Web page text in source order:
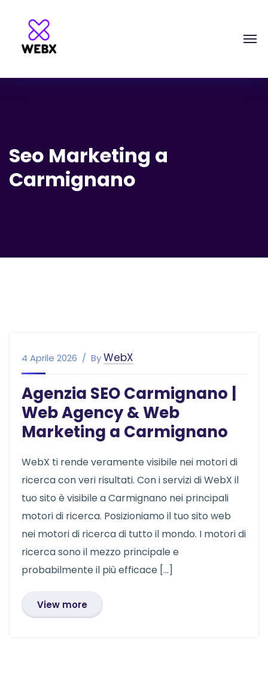
Seo Marketing a
Carmignano
4 Aprile 2026 ByWebX
Agenzia SEO Carmignano |
Web Agency & Web
Marketing a Carmignano
WebX ti rende veramente visibile nei motori di
ricerca con veri risultati. Con i servizi di WebX il
tuo sito è visibile a Carmignano nei principali
motori di ricerca. Posizioniamo il tuo sito web
nei motori di ricerca di tutto il mondo. I motori di
ricerca sono il mezzo principale e
probabilmente il più efficace […]
View more